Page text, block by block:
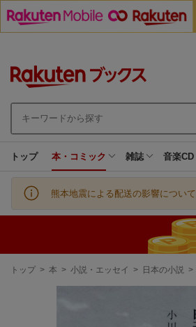
トップ 本・コミック 雑誌 音楽CD
熊本地震による配送の影響について
現
トップ > 本 > 小説・エッセイ > 日本の小説 >